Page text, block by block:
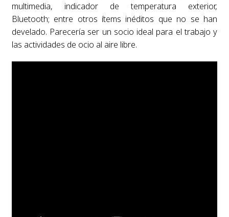
multimedia, indicador de temperatura exterior,
Bluetooth; entre otros ítems inéditos que no se han
develado. Parecería ser un socio ideal para el trabajo y
las actividades de ocio al aire libre.